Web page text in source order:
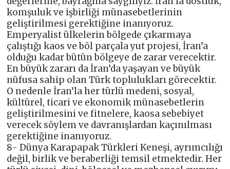
komşuluk ve işbirliği münasebetlerinin
geliştirilmesi gerektiğine inanıyoruz.
Emperyalist ülkelerin bölgede çıkarmaya
çalıştığı kaos ve böl parçala yut projesi, İran’a
olduğu kadar bütün bölgeye de zarar verecektir.
En büyük zararı da İran’da yaşayan ve büyük
nüfusa sahip olan Türk toplulukları görecektir.
O nedenle İran’la her türlü medeni, sosyal,
kültürel, ticari ve ekonomik münasebetlerin
geliştirilmesini ve fitnelere, kaosa sebebiyet
verecek söylem ve davranışlardan kaçınılması
gerektiğine inanıyoruz.
8- Dünya Karapapak Türkleri Keneşi, ayrımcılığı
değil, birlik ve beraberliği temsil etmektedir. Her